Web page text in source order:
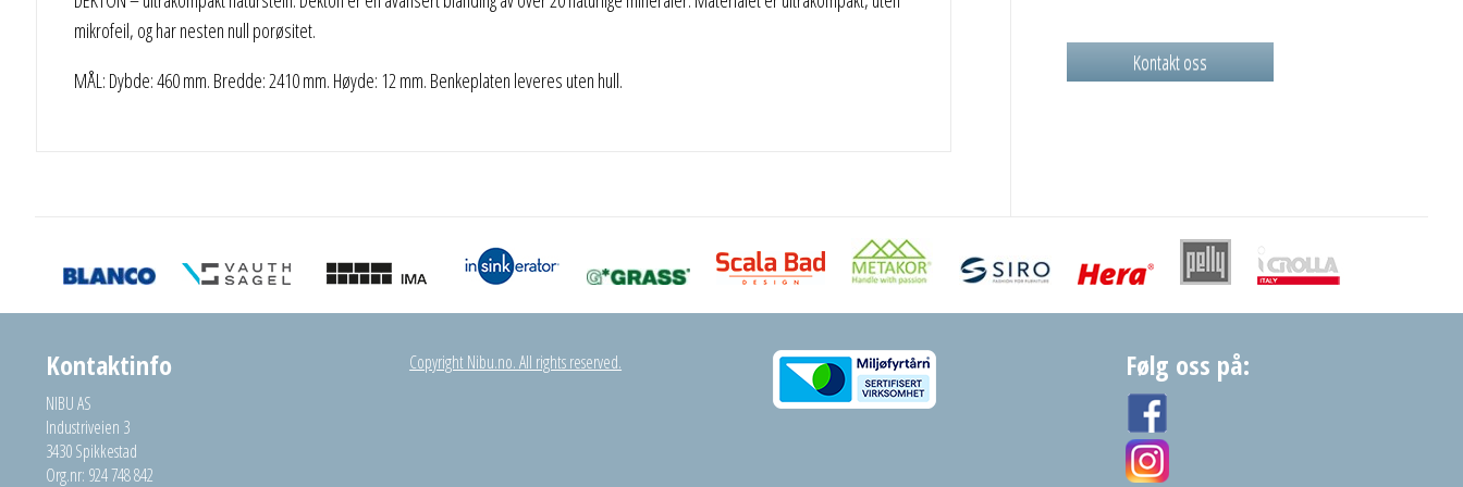
mikrofeil, og har nesten null porøsitet.
MÅL: Dybde: 460 mm. Bredde: 2410 mm. Høyde: 12 mm. Benkeplaten leveres uten hull.
Kontakt oss
Kontaktinfo
NIBU AS
Industriveien 3
3430 Spikkestad
Org.nr: 924 748 842
Copyright Nibu.no. All rights reserved. Følg oss på: